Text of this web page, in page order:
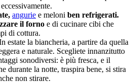
angurie e meloni ben refrigerati.
il forno e di cucinare cibi che
di cottura.
estate la biancheria, a partire da quella
e naturale. Scegliete innanzitutto
sonodiversi: è più fresca, e il
durante la notte, traspira bene, si stira
non stirare.